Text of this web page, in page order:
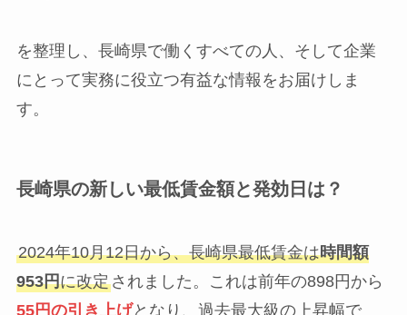
を整理し、長崎県で働くすべての人、そして企業
にとって実務に役立つ有益な情報をお届けしま
す。
長崎県の新しい最低賃金額と発効日は？
2024年10月12日から、長崎県最低賃金は時間額
953円に改定されました。これは前年の898円から
55円の引き上げとなり、過去最大級の上昇幅で